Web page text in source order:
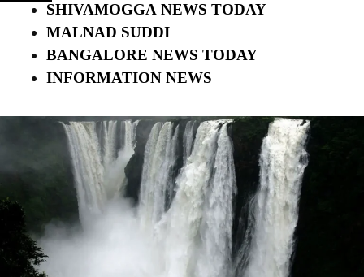
SHIVAMOGGA NEWS TODAY
MALNAD SUDDI
BANGALORE NEWS TODAY
INFORMATION NEWS
ಸುದ್ದಿಗಳು